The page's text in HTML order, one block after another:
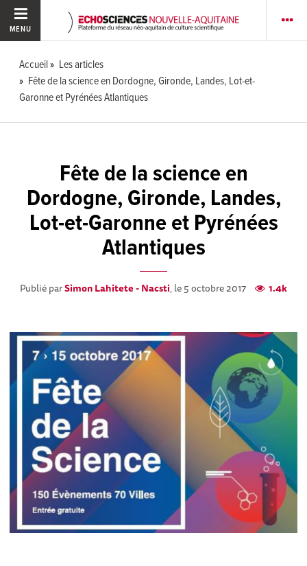
MENU
Accueil
Les articles
Fête de la science en Dordogne, Gironde, Landes, Lot-et-
Garonne et Pyrénées Atlantiques
Fête de la science en
Dordogne, Gironde, Landes,
Lot-et-Garonne et Pyrénées
Atlantiques
Publié parSimon Lahitete - Nacsti, le 5 octobre 2017 1.4k